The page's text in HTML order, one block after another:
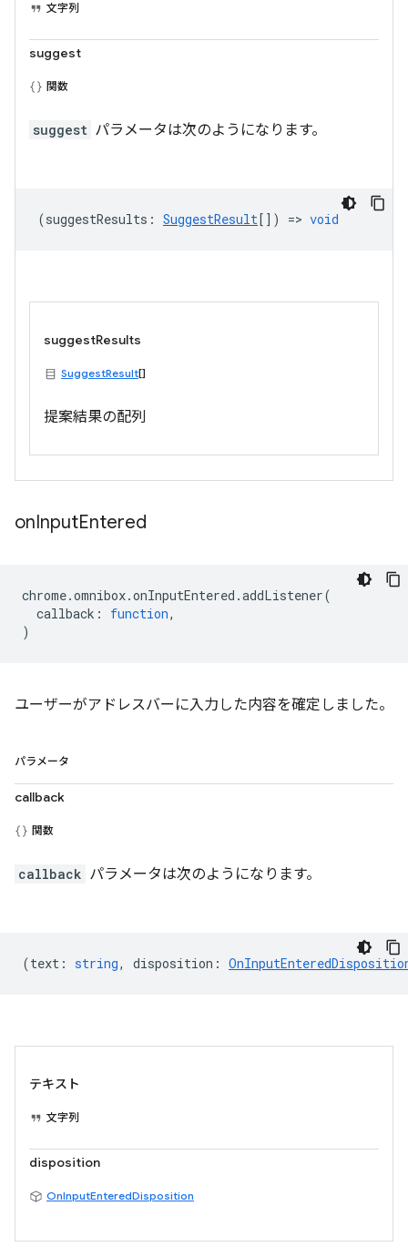
文字列
suggest
関数
suggest パラメータは次のようになります。
(suggestResults : SuggestResult[]) => void
suggestResults
SuggestResult[]
提案結果の配列
onInputEntered
chrome.omnibox.onInputEntered .addListener(
callback : function,
)
ユーザーがアドレスバーに入力した内容を確定しました。
パラメータ
callback
関数
callback パラメータは次のようになります。
(text : string, disposition :
テキスト
文字列
disposition
OnInputEnteredDisposition